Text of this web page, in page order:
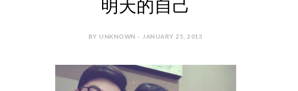
明天的自己
BY UNKNOWN - JANUARY 25, 2013